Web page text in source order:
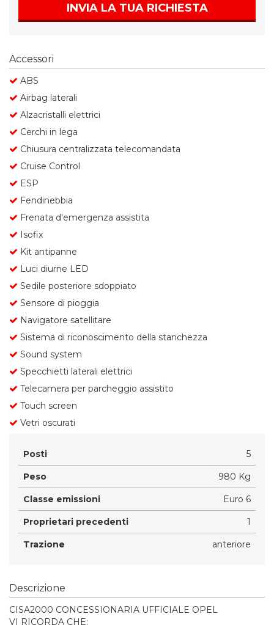
INVIA LA TUA RICHIESTA
Accessori
ABS
Airbag laterali
Alzacristalli elettrici
Cerchi in lega
Chiusura centralizzata telecomandata
Cruise Control
ESP
Fendinebbia
Frenata d'emergenza assistita
Isofix
Kit antipanne
Luci diurne LED
Sedile posteriore sdoppiato
Sensore di pioggia
Navigatore satellitare
Sistema di riconoscimento della stanchezza
Sound system
Specchietti laterali elettrici
Telecamera per parcheggio assistito
Touch screen
Vetri oscurati
Posti 5
Peso 980 Kg
Classe emissioni Euro 6
Proprietari precedenti 1
Trazione anteriore
Descrizione
CISA2000 CONCESSIONARIA UFFICIALE OPEL
VI RICORDA CHE: